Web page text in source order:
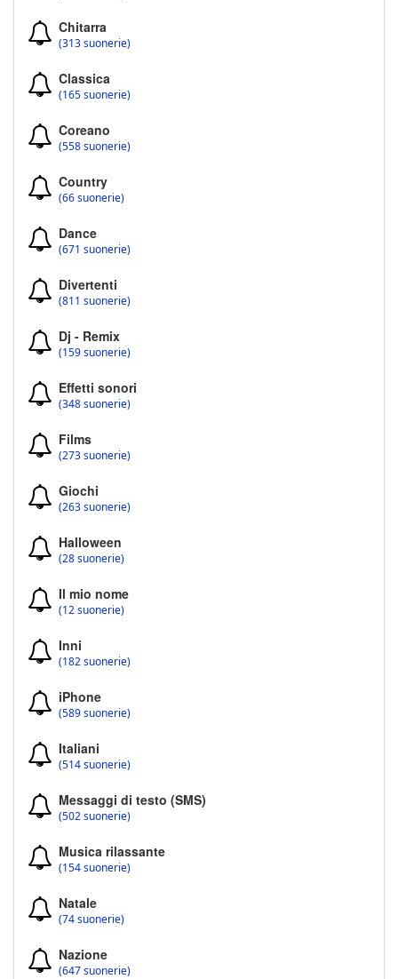
Chitarra
(313 suonerie)
Classica
(165 suonerie)
Coreano
(558 suonerie)
Country
(66 suonerie)
Dance
(671 suonerie)
Divertenti
(811 suonerie)
Dj - Remix
(159 suonerie)
Effetti sonori
(348 suonerie)
Films
(273 suonerie)
Giochi
(263 suonerie)
Halloween
(28 suonerie)
Il mio nome
(12 suonerie)
Inni
(182 suonerie)
iPhone
(589 suonerie)
Italiani
(514 suonerie)
Messaggi di testo (SMS)
(502 suonerie)
Musica rilassante
(154 suonerie)
Natale
(74 suonerie)
Nazione
(647 suonerie)